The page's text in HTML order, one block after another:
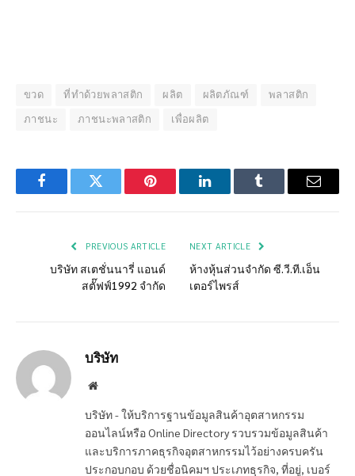
ขวด ที่ทำด้วยพลาสติก ผลิต ผลิตภัณฑ์
พลาสติก
ภาชนะ
ภาชนะพลาสติก เพื่อผลิต
FacebookTwitter Pinterest LinkedInTumblr Email
PREVIOUS ARTICLE
บริษัท สเตชั่นนารี่ แอนด์
สตั๊ฟฟ์1992 จำกัด
NEXT ARTICLE
ห้างหุ้นส่วนจำกัด ซี.วี.ที.เอ็น
เตอร์ไพรส์
บริษัท
Website
บริษัท - ให้บริการฐานข้อมูลสินค้าอุตสาหกรรม
ออนไลน์หรือ Online Directory รวบรวมข้อมูลสินค้า
และบริการภาคธุรกิจอุตสาหกรรมไว้อย่างครบครัน
ประกอบกอบ ด้วยชื่อนิคมฯ ประเภทธุรกิจ, ที่อยู่, เบอร์